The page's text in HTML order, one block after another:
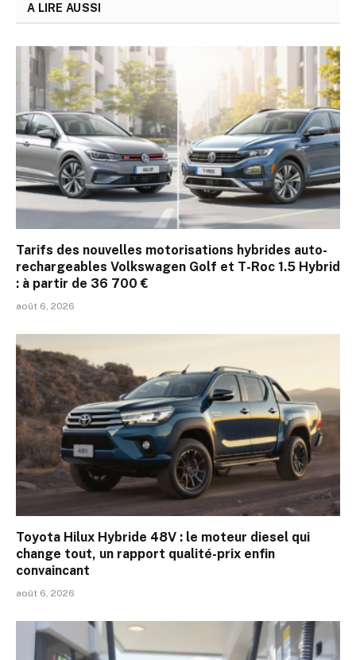
A LIRE AUSSI
Tarifs des nouvelles motorisations hybrides auto-
rechargeables Volkswagen Golf et T-Roc 1.5 Hybrid
: à partir de 36 700 €
août 6, 2026
Toyota Hilux Hybride 48V : le moteur diesel qui
change tout, un rapport qualité-prix enfin
convaincant
août 6, 2026